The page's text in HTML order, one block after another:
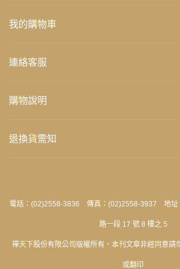
我的購物車
連絡客服
購物說明
退換貨需知
電話：(02)2558-3836 傳真：(02)2558-3937 地址
路一段 17 號 8 樓之 5
禪天下股份有限公司版權所有‧本刊文章非經同意請
或翻印